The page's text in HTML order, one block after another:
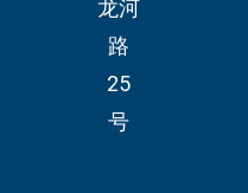
龙河
路
25
号